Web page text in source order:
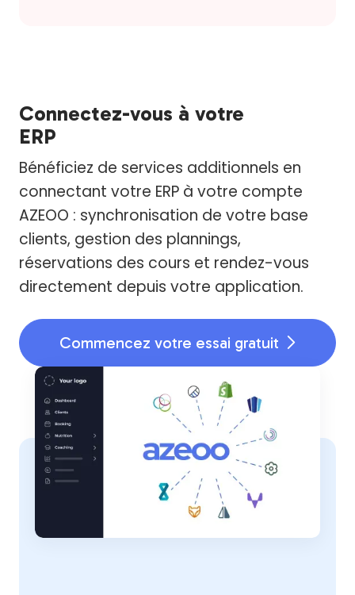
Connectez-vous à votre
ERP
Bénéficiez de services additionnels en
connectant votre ERP à votre compte
AZEOO : synchronisation de votre base
clients, gestion des plannings,
réservations des cours et rendez-vous
directement depuis votre application.
Commencez votre essai gratuit 